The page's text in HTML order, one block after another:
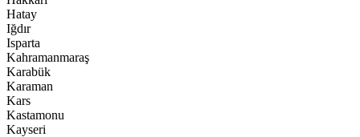
Hatay
Iğdır
Isparta
Kahramanmaraş
Karabük
Karaman
Kars
Kastamonu
Kayseri